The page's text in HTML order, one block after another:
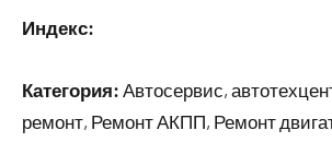
Индекс:
Категория: Автосервис,
ремонт, Ремонт АКПП, Ремонт